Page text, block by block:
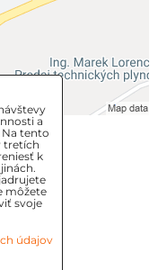
a
tento
tretích
k
môžete
svoje
údajov